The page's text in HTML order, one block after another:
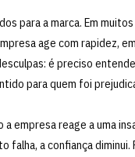
para a marca. Em
age com rapidez,
é preciso
para quem foi
empresa reage a uma
a confiança